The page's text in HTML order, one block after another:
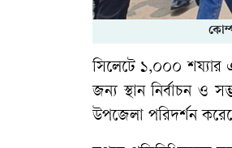
সিলেটে ১,০০০ শয্যার
জন্য স্থান নির্বাচন ও
উপজেলা পরিদর্শন